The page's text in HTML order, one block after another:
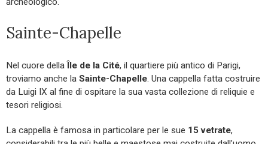
Sainte-Chapelle
Nel cuore della Île de la Cité, il quartiere più antico di Parigi,
troviamo anche la Sainte-Chapelle. Una cappella fatta costruire
da Luigi IX al fine di ospitare la sua vasta collezione di reliquie e
tesori religiosi.
La cappella è famosa in particolare per le sue 15 vetrate,